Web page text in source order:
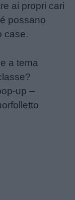
ai propri cari
possano
case.
a tema
up –